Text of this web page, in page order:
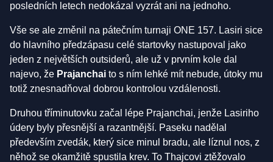
posledních letech nedokázal vyzrát ani na jednoho.
Vše se ale změnil na pátečním turnaji ONE 157. Lasiri sice
do hlavního předzápasu celé startovky nastupoval jako
jeden z největších outsiderů, ale už v prvním kole dal
najevo, že Prajanchai to s ním lehké mít nebude, útoky mu
totiž znesnadňoval dobrou kontrolou vzdálenosti.
Druhou tříminutovku začal lépe Prajanchai, jenže Lasiriho
údery byly přesnější a razantnější. Paseku nadělal
především zvedák, který sice minul bradu, ale líznul nos, z
něhož se okamžitě spustila krev. To Thajcovi ztěžovalo